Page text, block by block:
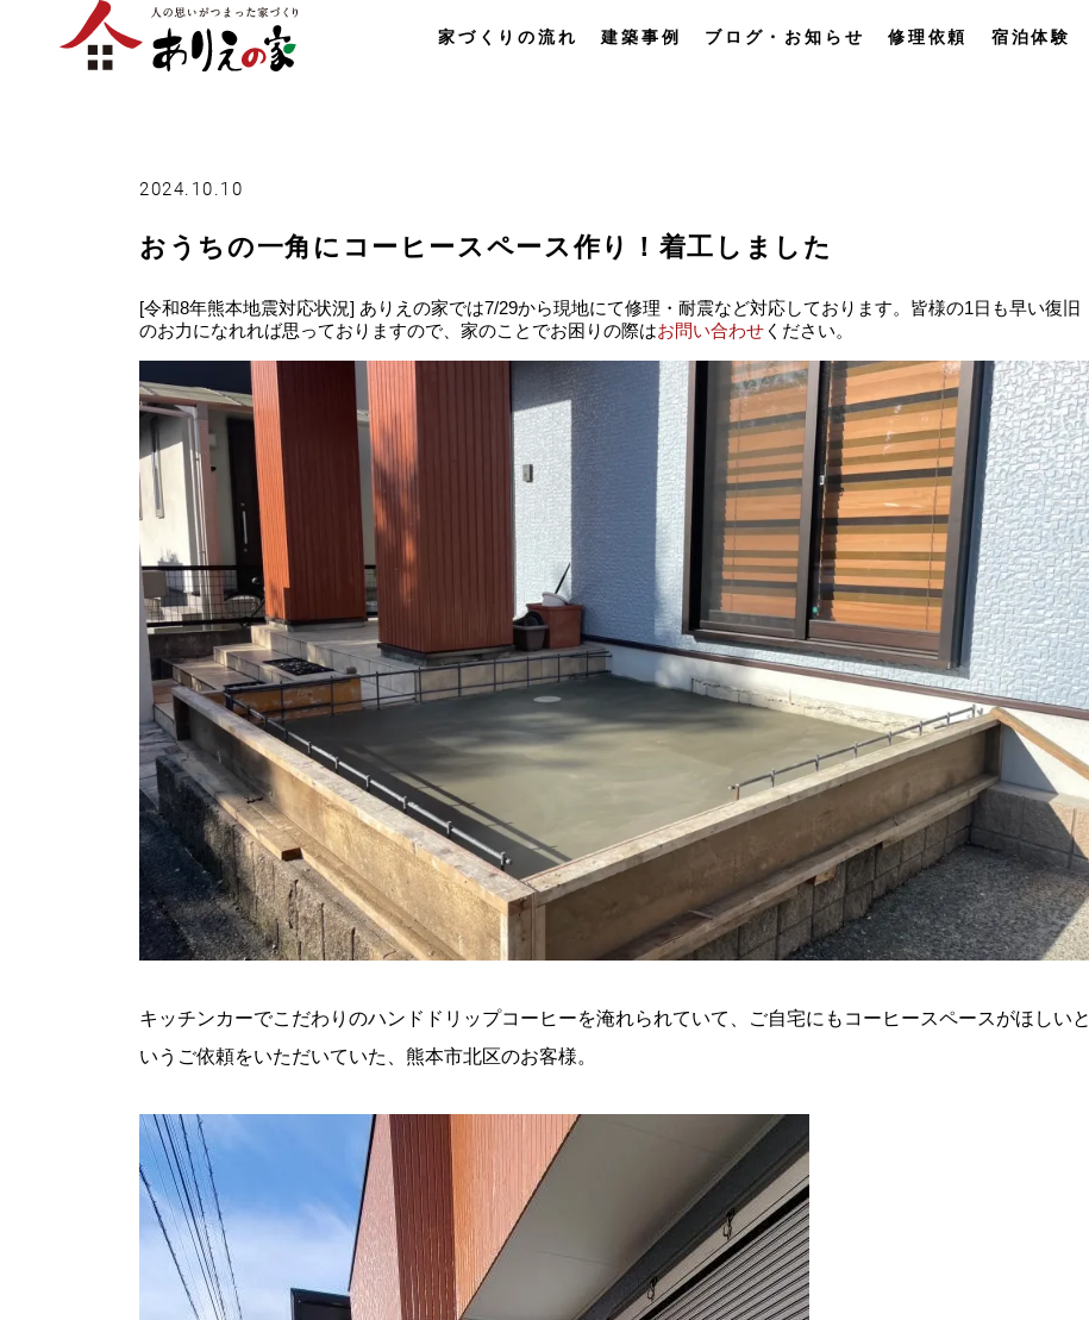
家づくりの流れ 建築事例 ブログ・お知らせ 修理依頼 宿泊体験
2024.10.10
おうちの一角にコーヒースペース作り！着工しました
[令和8年熊本地震対応状況] ありえの家では7/29から現地にて修理・耐震など対応しております。皆様の1日も早い復旧
のお力になれれば思っておりますので、家のことでお困りの際はお問い合わせ ください。
キッチンカーでこだわりのハンドドリップコーヒーを淹れられていて、ご自宅にもコーヒースペースがほしいと
いうご依頼をいただいていた、熊本市北区のお客様。